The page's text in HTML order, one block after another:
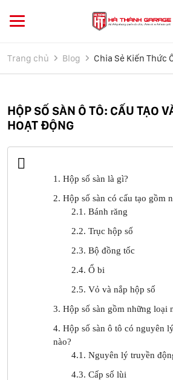
Trang chủ Blog Chia Sẻ Kiến Thức
HỘP SỐ SÀN Ô TÔ: CẤU TẠO
HOẠT ĐỘNG
1. Hộp số sàn là gì?
2. Hộp số sàn có cấu tạo gồm
2.1. Bánh răng
2.2. Trục hộp số
2.3. Bộ đồng tốc
2.4. Ổ bi
2.5. Vỏ và nắp hộp số
3. Hộp số sàn gồm những loại
4. Hộp số sàn ô tô có nguyên
nào?
4.1. Nguyên lý truyền
4.3. Cấp số lùi